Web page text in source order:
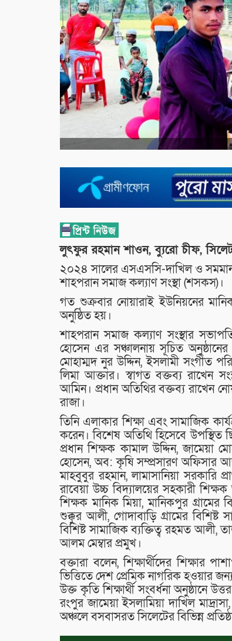
লুৎফুর রহমান শাওন, ব্যুরো চীফ,
২০২৪ সালের এসএসসি-দাখিল ও সমমান
শাহপরান সমাজ কল্যাণ সংস্থা (শসকস)।
গত শুক্রবার নোয়ারাই ইউনিয়নের
অনুষ্ঠিত হয়।
শাহপরান সমাজ কল্যাণ সংস্থার
হোসেন এর সঞ্চালনায় সূচিত
মোহাম্মদ নুর উদ্দিন, ইসলামী সংগীত
লিমা আক্তার। স্বাগত বক্তব্য রাখেন
আমিন। প্রধান অতিথির বক্তব্য রাখেন
রাজা।
তিনি এলাকার শিক্ষা এবং সামাজিক
করেন। বিশেষ অতিথি হিসেবে
প্রধান শিক্ষক কামাল উদ্দিন, জামেয়া
হোসেন, অব: কৃষি সম্প্রসারণ অফিসার
মাহবুবুর রহমান, লামাসানিয়া সরকারি
রাবেয়া উচ্চ বিদ্যালয়ের সহকারী
শিক্ষক মানিক মিয়া, মানিকপুর
শুক্কুর আলী, গোদাবাড়ি গ্রামের বিশিষ্ট
বিশিষ্ট সামাজিক ব্যক্তিত্ব রহমত আলী,
আলম মেম্বার প্রমুখ।
বক্তারা বলেন, শিক্ষার্থীদের শিক্ষার
ভিত্তিতে দেশ প্রেমিক নাগরিক হওয়ার
উক্ত কৃতি শিক্ষার্থী সংবর্ধনা অনুষ্ঠানে
রংপুর জামেয়া ইসলামিয়া দাখিল
অঞ্চলে বসবাসরত সিলেটের বিভিন্ন